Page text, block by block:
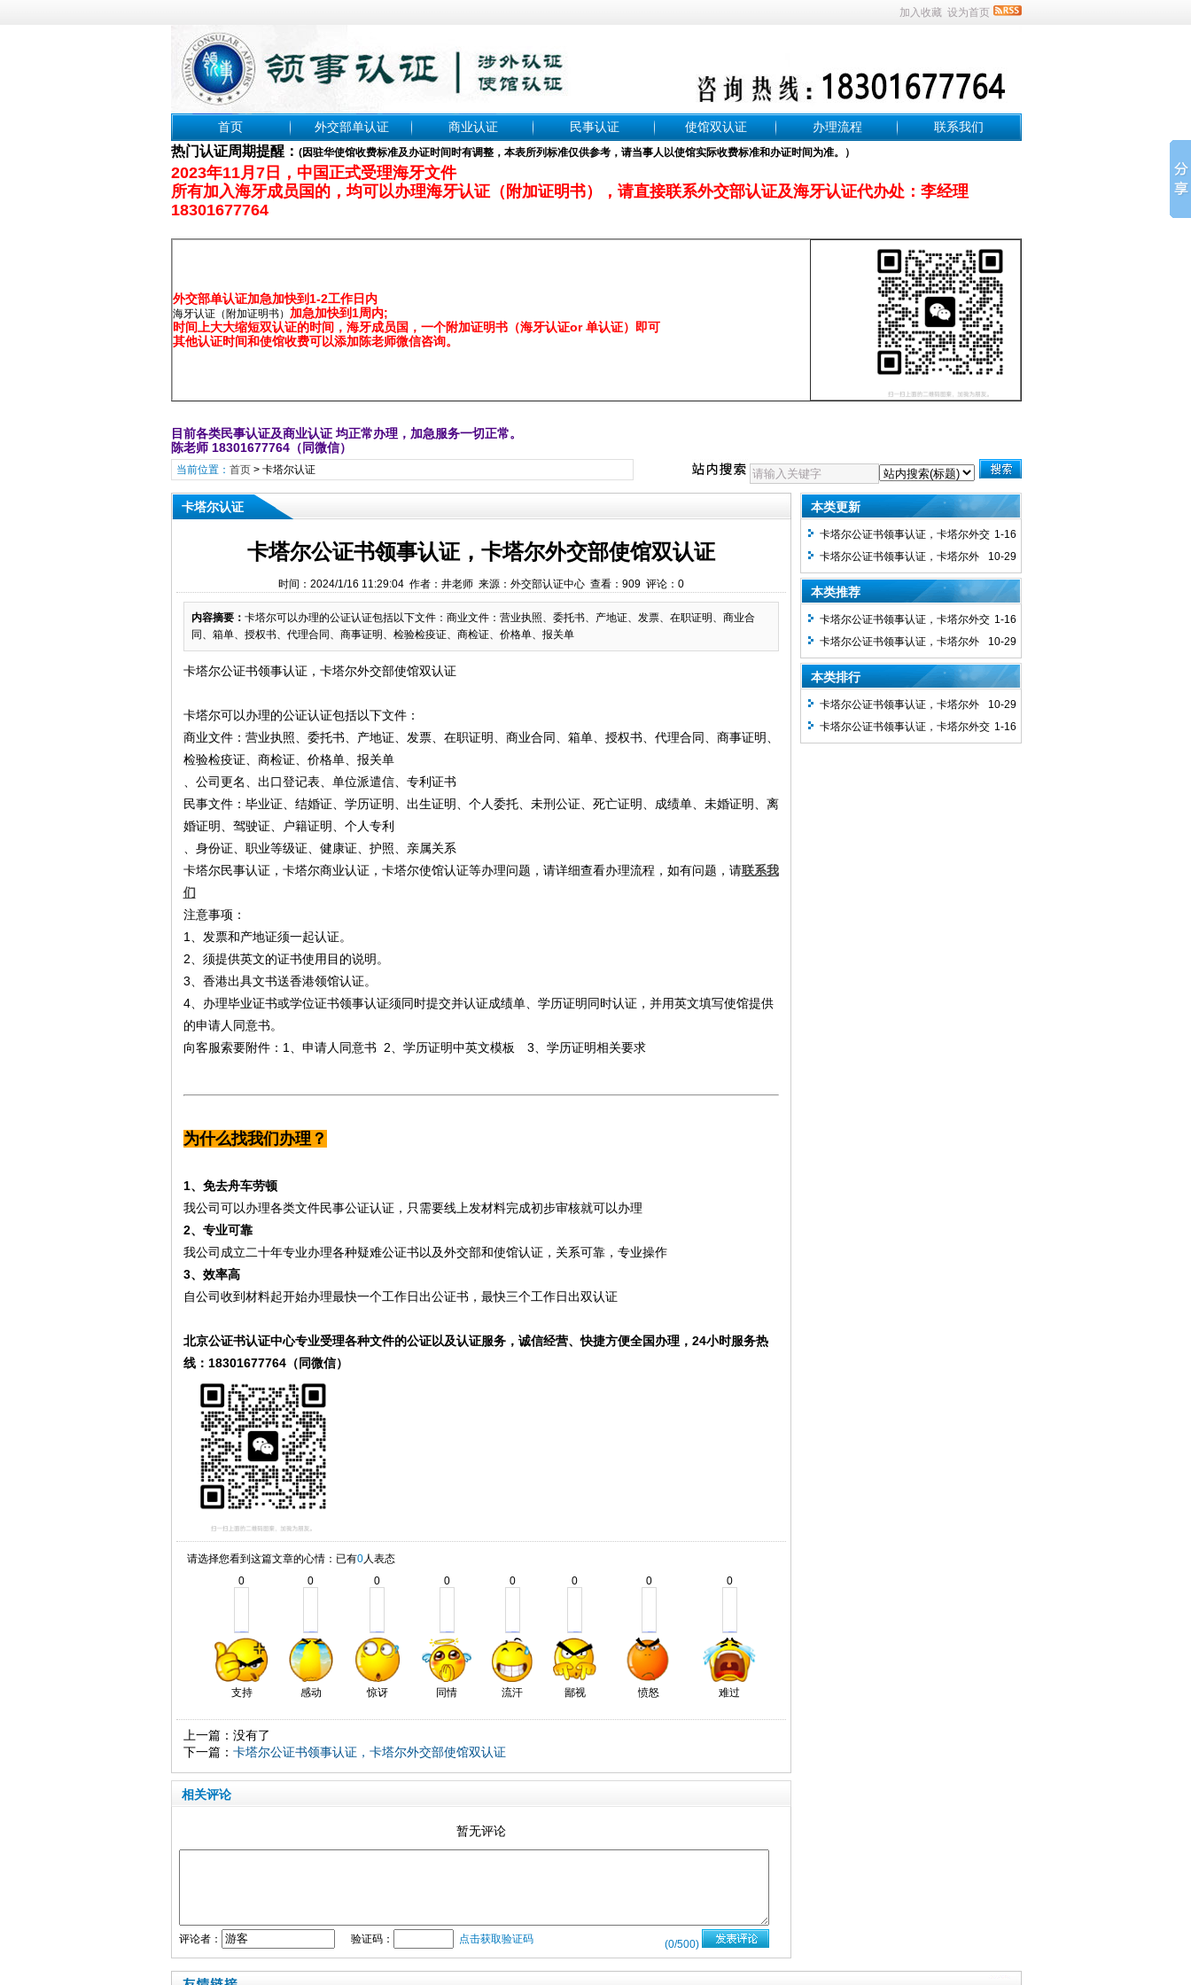
加入收藏 设为首页
首页 外交部单认证 商业认证 民事认证 使馆双认证 办理流程 联系我们
热门认证周期提醒： (因驻华使馆收费标准及办证时间时有调整，本表所列标准仅供参考，请当事人以使馆实际收费标准和办证时间为准。）
2023年11月7日，中国正式受理海牙文件
所有加入海牙成员国的，均可以办理海牙认证（附加证明书），请直接联系外交部认证及海牙认证代办处：李经理
18301677764
外交部单认证加急加快到1-2工作日内
海牙认证（附加证明书） 加急加快到1周内;
时间上大大缩短双认证的时间，海牙成员国，一个附加证明书（海牙认证or 单认证）即可
其他认证时间和使馆收费可以添加陈老师微信咨询。
目前各类民事认证及商业认证 均正常办理，加急服务一切正常。
陈老师 18301677764（同微信）
当前位置： 首页> 卡塔尔认证
卡塔尔认证
卡塔尔公证书领事认证，卡塔尔外交部使馆双认证
时间：2024/1/16 11:29:04 作者：井老师 来源：外交部认证中心 查看：909 评论：0
内容摘要： 卡塔尔可以办理的公证认证包括以下文件：商业文件：营业执照、委托书、产地证、发票、在职证明、商业合
同、箱单、授权书、代理合同、商事证明、检验检疫证、商检证、价格单、报关单
卡塔尔公证书领事认证，卡塔尔外交部使馆双认证
卡塔尔可以办理的公证认证包括以下文件：
商业文件：营业执照、委托书、产地证、发票、在职证明、商业合同、箱单、授权书、代理合同、商事证明、
检验检疫证、商检证、价格单、报关单
、公司更名、出口登记表、单位派遣信、专利证书
民事文件：毕业证、结婚证、学历证明、出生证明、个人委托、未刑公证、死亡证明、成绩单、未婚证明、离
婚证明、驾驶证、户籍证明、个人专利
、身份证、职业等级证、健康证、护照、亲属关系
卡塔尔民事认证，卡塔尔商业认证，卡塔尔使馆认证等办理问题，请详细查看办理流程，如有问题，请联系我
们
注意事项：
1、发票和产地证须一起认证。
2、须提供英文的证书使用目的说明。
3、香港出具文书送香港领馆认证。
4、办理毕业证书或学位证书领事认证须同时提交并认证成绩单、学历证明同时认证，并用英文填写使馆提供
的申请人同意书。
向客服索要附件：1、申请人同意书 2、学历证明中英文模板 3、学历证明相关要求
为什么找我们办理？
1、免去舟车劳顿
我公司可以办理各类文件民事公证认证，只需要线上发材料完成初步审核就可以办理
2、专业可靠
我公司成立二十年专业办理各种疑难公证书以及外交部和使馆认证，关系可靠，专业操作
3、效率高
自公司收到材料起开始办理最快一个工作日出公证书，最快三个工作日出双认证
北京公证书认证中心专业受理各种文件的公证以及认证服务，诚信经营、快捷方便全国办理，24小时服务热
线：18301677764（同微信）
请选择您看到这篇文章的心情：已有0人表态
0
支持
0
感动
0
惊讶
0
同情
0
流汗
0
鄙视
0
愤怒
0
难过
上一篇：没有了
下一篇： 卡塔尔公证书领事认证，卡塔尔外交部使馆双认证
相关评论
暂无评论
(0/500)
评论者： 验证码： 点击获取验证码
本类更新
1-16
卡塔尔公证书领事认证，卡塔尔外交
部使馆双认证
10-29
卡塔尔公证书领事认证，卡塔尔外
交部使馆双认证
本类推荐
1-16
卡塔尔公证书领事认证，卡塔尔外交
部使馆双认证
10-29
卡塔尔公证书领事认证，卡塔尔外
交部使馆双认证
本类排行
10-29
卡塔尔公证书领事认证，卡塔尔外
交部使馆双认证
1-16
卡塔尔公证书领事认证，卡塔尔外交